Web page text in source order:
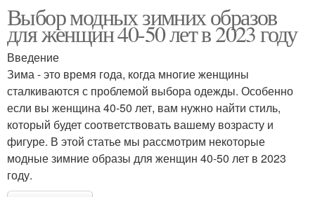
Выбор модных зимних образов
для женщин 40-50 лет в 2023 году
Введение
Зима - это время года, когда многие женщины
сталкиваются с проблемой выбора одежды. Особенно
если вы женщина 40-50 лет, вам нужно найти стиль,
который будет соответствовать вашему возрасту и
фигуре. В этой статье мы рассмотрим некоторые
модные зимние образы для женщин 40-50 лет в 2023
году.